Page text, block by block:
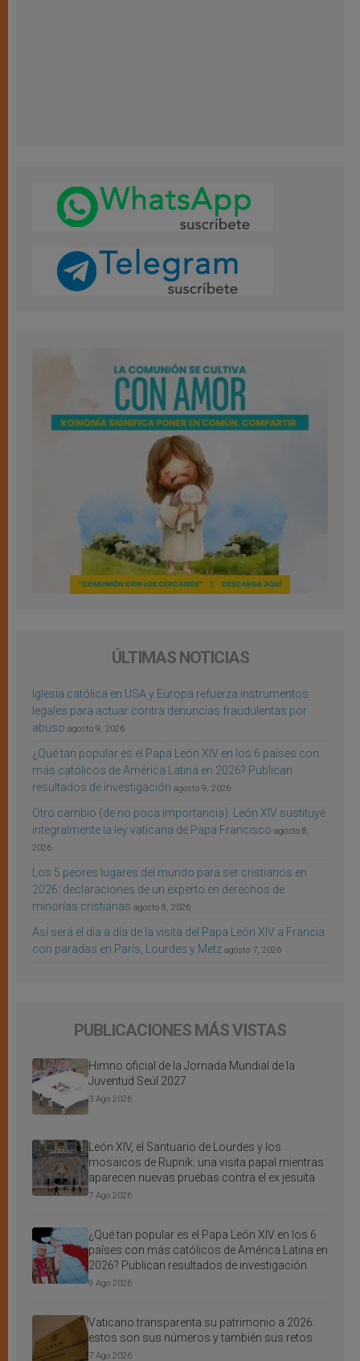
ÚLTIMAS NOTICIAS
Iglesia católica en USA y Europa refuerza instrumentos
legales para actuar contra denuncias fraudulentas por
abuso agosto 9, 2026
¿Qué tan popular es el Papa León XIV en los 6 países con
más católicos de América Latina en 2026? Publican
resultados de investigación agosto 9, 2026
Otro cambio (de no poca importancia): León XIV sustituye
integralmente la ley vaticana de Papa Francisco agosto 8,
2026
Los 5 peores lugares del mundo para ser cristianos en
2026: declaraciones de un experto en derechos de
minorías cristianas agosto 8, 2026
Así será el día a día de la visita del Papa León XIV a Francia
con paradas en París, Lourdes y Metz agosto 7, 2026
PUBLICACIONES MÁS VISTAS
Himno oficial de la Jornada Mundial de la
Juventud Seúl 2027
3 Ago 2026
León XIV, el Santuario de Lourdes y los
mosaicos de Rupnik: una visita papal mientras
aparecen nuevas pruebas contra el ex jesuita
7 Ago 2026
¿Qué tan popular es el Papa León XIV en los 6
países con más católicos de América Latina en
2026? Publican resultados de investigación
9 Ago 2026
Vaticano transparenta su patrimonio a 2026:
estos son sus números y también sus retos
7 Ago 2026